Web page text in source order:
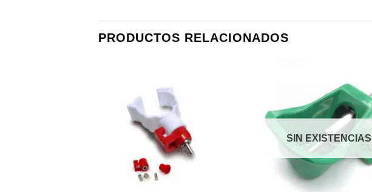
PRODUCTOS RELACIONADOS
SIN EXISTENCIAS